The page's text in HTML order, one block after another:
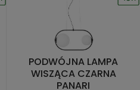
PODWÓJNA LAMPA
WISZĄCA CZARNA
PANARI